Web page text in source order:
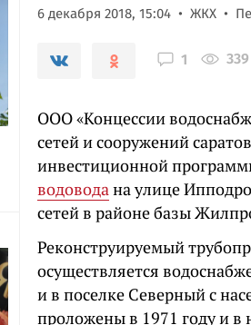
6 декабря 2018, 15:04 ЖКХ
1 339
ООО «Концессии
сетей и сооружений
инвестиционной
водоводана улице
сетей в районе базы
Реконструируемый
осуществляется
и в поселке Северный с
проложены в 1971 году и в